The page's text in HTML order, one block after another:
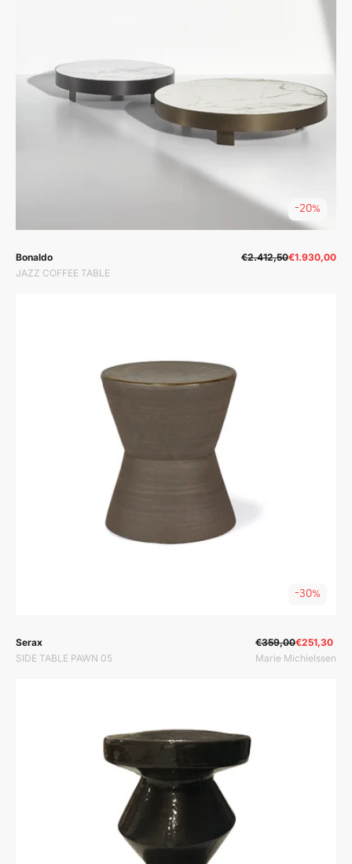
-20%
Prodavač:
Bonaldo
JAZZ COFFEE TABLE
Prodavač:
€2.412,50€1.930,00
-30%
Prodavač:
Serax
SIDE TABLE PAWN 05
Prodavač:
€359,00€251,30
Marie Michielssen